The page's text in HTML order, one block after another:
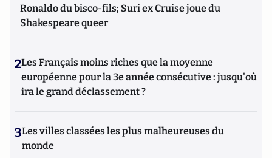
Ronaldo du bisco-fils; Suri ex Cruise joue du
Shakespeare queer
2Les Français moins riches que la moyenne
européenne pour la 3e année consécutive : jusqu'où
ira le grand déclassement ?
3Les villes classées les plus malheureuses du
monde